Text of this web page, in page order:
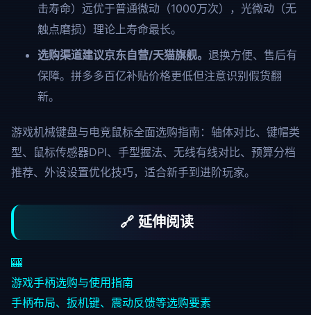
击寿命）远优于普通微动（1000万次），光微动（无
触点磨损）理论上寿命最长。
选购渠道建议京东自营/天猫旗舰。 退换方便、售后有
保障。拼多多百亿补贴价格更低但注意识别假货翻
新。
游戏机械键盘与电竞鼠标全面选购指南：轴体对比、键帽类
型、鼠标传感器DPI、手型握法、无线有线对比、预算分档
推荐、外设设置优化技巧，适合新手到进阶玩家。
🔗 延伸阅读
🎰
游戏手柄选购与使用指南
手柄布局、扳机键、震动反馈等选购要素